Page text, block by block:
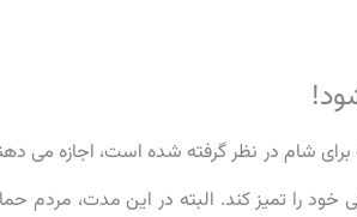
شام در نظر گرفته شده است، اجازه می
را تمیز کند. البته در این مدت، مردم